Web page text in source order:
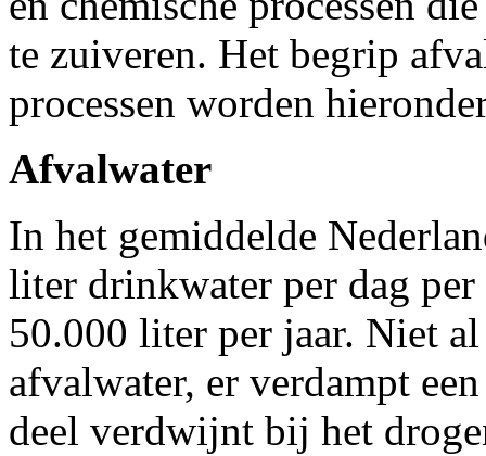
te zuiveren. Het begrip
processen worden
Afvalwater
In het gemiddelde
liter drinkwater per dag
50.000 liter per jaar. Niet
afvalwater, er verdampt
deel verdwijnt bij het